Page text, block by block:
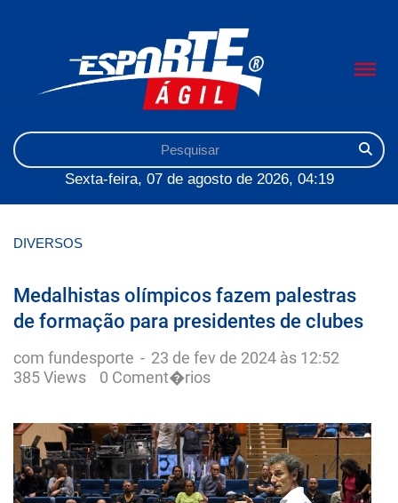
Sexta-feira, 07 de agosto de 2026, 04:19
DIVERSOS
Medalhistas olímpicos fazem palestras
de formação para presidentes de clubes
com fundesporte - 23 de fev de 2024 às 12:52
385 Views
0 Coment�rios